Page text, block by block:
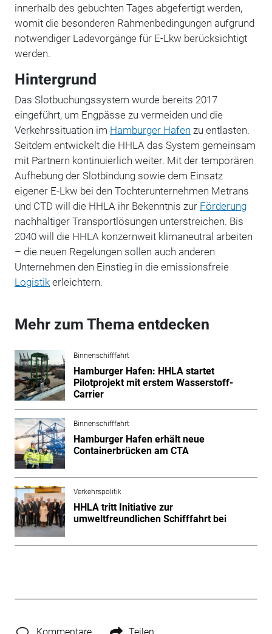
innerhalb des gebuchten Tages abgefertigt werden,
womit die besonderen Rahmenbedingungen aufgrund
notwendiger Ladevorgänge für E-Lkw berücksichtigt
werden.
Hintergrund
Das Slotbuchungssystem wurde bereits 2017
eingeführt, um Engpässe zu vermeiden und die
Verkehrssituation im Hamburger Hafen zu entlasten.
Seitdem entwickelt die HHLA das System gemeinsam
mit Partnern kontinuierlich weiter. Mit der temporären
Aufhebung der Slotbindung sowie dem Einsatz
eigener E-Lkw bei den Tochterunternehmen Metrans
und CTD will die HHLA ihr Bekenntnis zur Förderung
nachhaltiger Transportlösungen unterstreichen. Bis
2040 will die HHLA konzernweit klimaneutral arbeiten
– die neuen Regelungen sollen auch anderen
Unternehmen den Einstieg in die emissionsfreie
Logistikerleichtern.
Mehr zum Thema entdecken
Binnenschifffahrt
Hamburger Hafen: HHLA startet
Pilotprojekt mit erstem Wasserstoff-
Carrier
Binnenschifffahrt
Hamburger Hafen erhält neue
Containerbrücken am CTA
Verkehrspolitik
HHLA tritt Initiative zur
umweltfreundlichen Schifffahrt bei